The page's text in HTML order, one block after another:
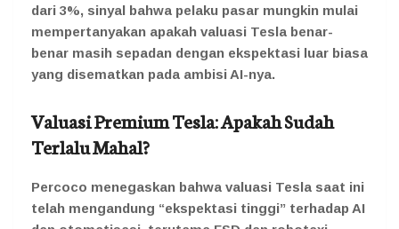
dari 3%, sinyal bahwa pelaku pasar mungkin mulai
mempertanyakan apakah valuasi Tesla benar-
benar masih sepadan dengan ekspektasi luar biasa
yang disematkan pada ambisi AI-nya.
Valuasi Premium Tesla: Apakah Sudah
Terlalu Mahal?
Percoco menegaskan bahwa valuasi Tesla saat ini
telah mengandung “ekspektasi tinggi” terhadap AI